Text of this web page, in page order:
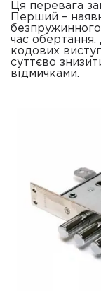
Ця перевага
Перший –
час
кодових
суттєво
відмичками.